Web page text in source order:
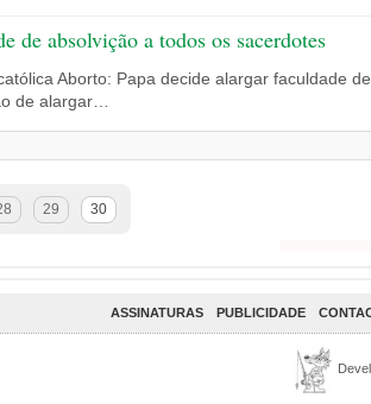
de absolvição a todos os sacerdotes
Aborto: Papa decide alargar faculdade
de alargar…
29 30
ASSINATURAS PUBLICIDADE